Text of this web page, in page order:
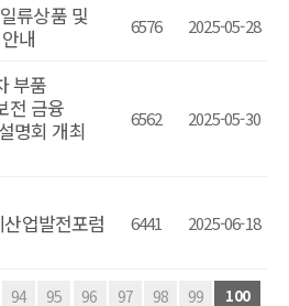
류상품 및
내
6576 2025-05-28
부품
전 금융
명회 개최
6562 2025-05-30
업발전포럼
6441 2025-06-18
94 95 96 97 98 99 100